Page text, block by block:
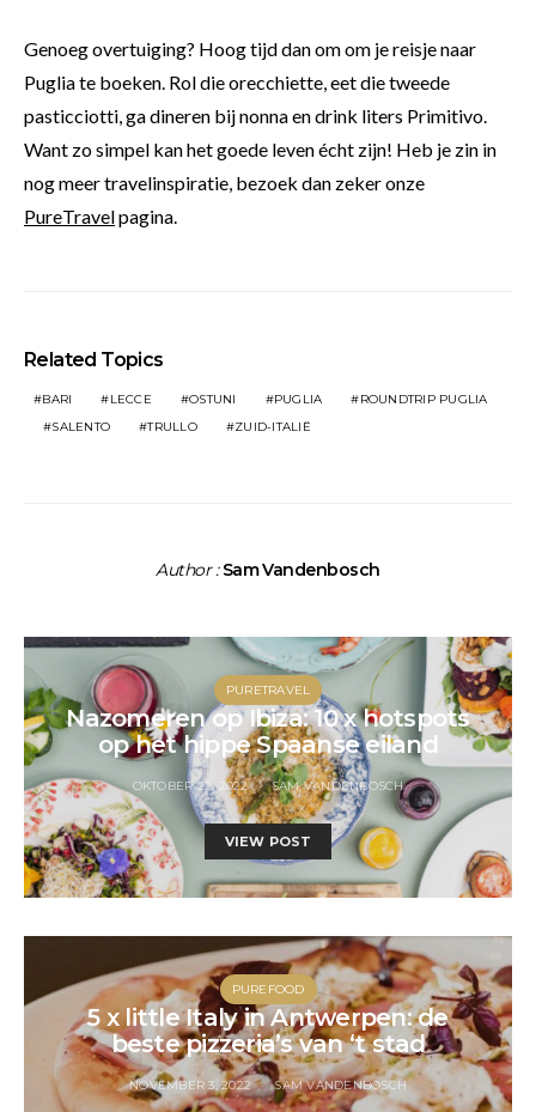
Genoeg overtuiging? Hoog tijd dan om om je reisje naar
Puglia te boeken. Rol die orecchiette, eet die tweede
pasticciotti, ga dineren bij nonna en drink liters Primitivo.
Want zo simpel kan het goede leven écht zijn! Heb je zin in
nog meer travelinspiratie, bezoek dan zeker onze
PureTravelpagina.
Related Topics
BARI LECCE OSTUNI PUGLIA
ROUNDTRIP PUGLIA
SALENTO
TRULLO ZUID-ITALIË
Author :Sam Vandenbosch
PURETRAVEL
Nazomeren op Ibiza: 10 x hotspots
op het hippe Spaanse eiland
OKTOBER 22, 2022 SAM VANDENBOSCH
VIEW POST
PUREFOOD
5 x little Italy in Antwerpen: de
beste pizzeria’s van ‘t stad
NOVEMBER 3, 2022 SAM VANDENBOSCH